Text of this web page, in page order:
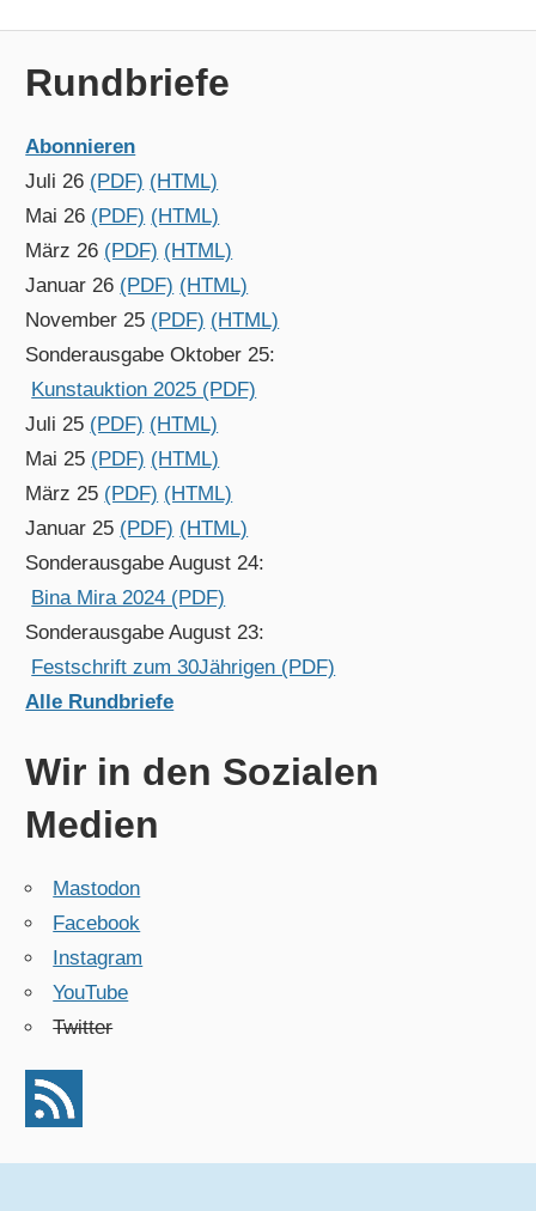
Rundbriefe
Abonnieren
Juli 26 (PDF) (HTML)
Mai 26 (PDF) (HTML)
März 26 (PDF) (HTML)
Januar 26 (PDF) (HTML)
November 25 (PDF) (HTML)
Sonderausgabe Oktober 25:
Kunstauktion 2025 (PDF)
Juli 25 (PDF) (HTML)
Mai 25 (PDF) (HTML)
März 25 (PDF) (HTML)
Januar 25 (PDF) (HTML)
Sonderausgabe August 24:
Bina Mira 2024 (PDF)
Sonderausgabe August 23:
Festschrift zum 30Jährigen (PDF)
Alle Rundbriefe
Wir in den Sozialen
Medien
Mastodon
Facebook
Instagram
YouTube
Twitter